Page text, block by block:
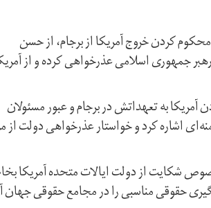
کردن خروج آمریکا از برجام، از حسن
جمهوری اسلامی عذرخواهی کرده و از
وفادار نبودن آمریکا به تعهداتش در برجام و عبور مسئولان
اشاره کرد و خواستار عذرخواهی دولت از
شکایت از دولت ایالات متحده آمریکا
حقوقی مناسبی را در مجامع حقوقی جهان